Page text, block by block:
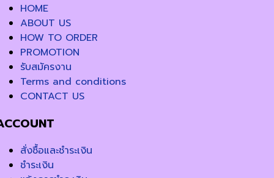
HOME
ABOUT US
HOW TO ORDER
PROMOTION
รับสมัครงาน
Terms and conditions
CONTACT US
สั่งซื้อและชำระเงิน
ชำระเงิน